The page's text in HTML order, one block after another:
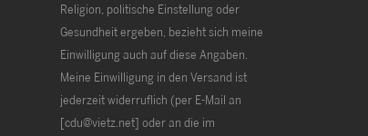
Religion, politische Einstellung oder
Gesundheit ergeben, bezieht sich meine
Einwilligung auch auf diese Angaben.
Meine Einwilligung in den Versand ist
jederzeit widerruflich (per E-Mail an
[cdu@vietz.net] oder an die im